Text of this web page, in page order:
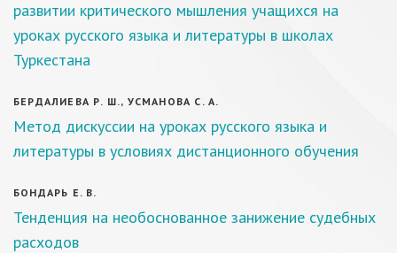
развитии критического мышления учащихся на
уроках русского языка и литературы в школах
Туркестана
БЕРДАЛИЕВА Р. Ш., УСМАНОВА С. А.
Метод дискуссии на уроках русского языка и
литературы в условиях дистанционного обучения
БОНДАРЬ Е. В.
Тенденция на необоснованное занижение судебных
расходов